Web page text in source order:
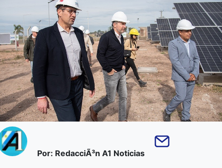
Por: RedacciÃ³n A1 Noticias